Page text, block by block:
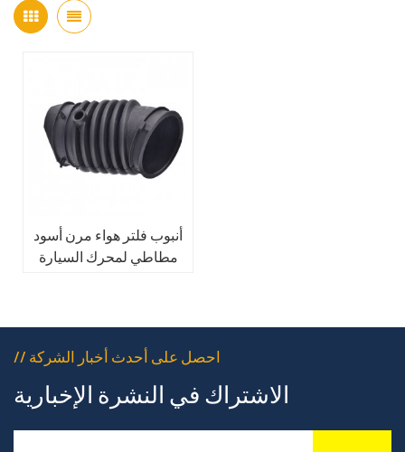
أنبوب فلتر هواء مرن أسود
مطاطي لمحرك السيارة
// احصل على أحدث أخبار الشركة
الاشتراك في النشرة الإخبارية